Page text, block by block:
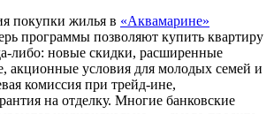
покупки жилья в «Аквамарине»
программы позволяют купить квартиру
либо: новые скидки, расширенные
акционные условия для молодых семей и
комиссия при трейд-ине,
на отделку. Многие банковские